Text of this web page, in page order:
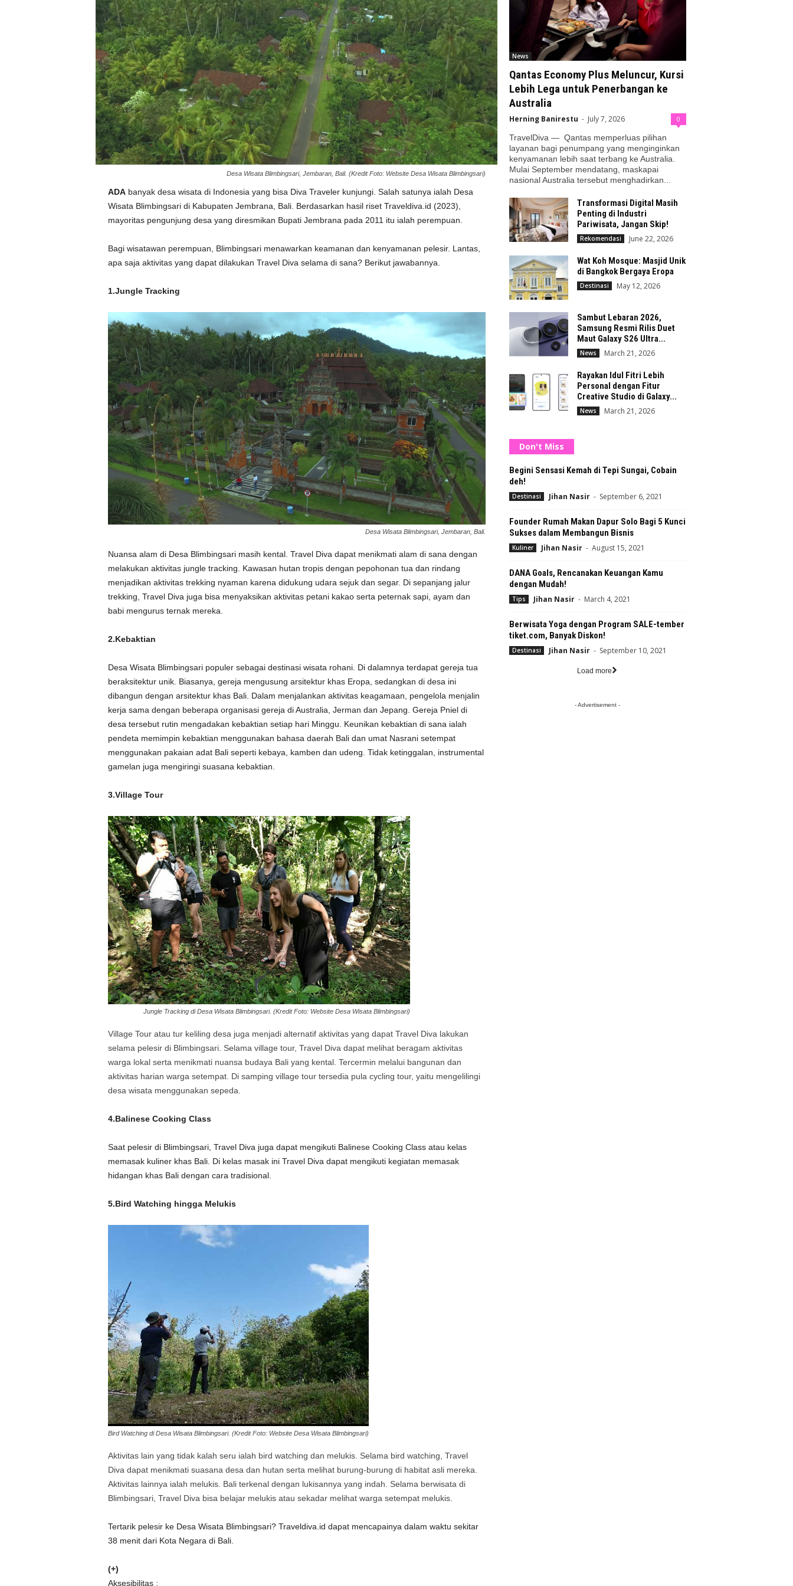
Desa Wisata Blimbingsari, Jembaran, Bali. (Kredit Foto: Website Desa Wisata Blimbingsari)
ADAbanyak desa wisata di Indonesia yang bisa Diva Traveler kunjungi. Salah satunya ialah Desa
Wisata Blimbingsari di Kabupaten Jembrana, Bali. Berdasarkan hasil riset Traveldiva.id (2023),
mayoritas pengunjung desa yang diresmikan Bupati Jembrana pada 2011 itu ialah perempuan.
Bagi wisatawan perempuan, Blimbingsari menawarkan keamanan dan kenyamanan pelesir. Lantas,
apa saja aktivitas yang dapat dilakukan Travel Diva selama di sana? Berikut jawabannya.
1.Jungle Tracking
Desa Wisata Blimbingsari, Jembaran, Bali.
Nuansa alam di Desa Blimbingsari masih kental. Travel Diva dapat menikmati alam di sana dengan
melakukan aktivitas jungle tracking. Kawasan hutan tropis dengan pepohonan tua dan rindang
menjadikan aktivitas trekking nyaman karena didukung udara sejuk dan segar. Di sepanjang jalur
trekking, Travel Diva juga bisa menyaksikan aktivitas petani kakao serta peternak sapi, ayam dan
babi mengurus ternak mereka.
2.Kebaktian
Desa Wisata Blimbingsari populer sebagai destinasi wisata rohani. Di dalamnya terdapat gereja tua
beraksitektur unik. Biasanya, gereja mengusung arsitektur khas Eropa, sedangkan di desa ini
dibangun dengan arsitektur khas Bali. Dalam menjalankan aktivitas keagamaan, pengelola menjalin
kerja sama dengan beberapa organisasi gereja di Australia, Jerman dan Jepang. Gereja Pniel di
desa tersebut rutin mengadakan kebaktian setiap hari Minggu. Keunikan kebaktian di sana ialah
pendeta memimpin kebaktian menggunakan bahasa daerah Bali dan umat Nasrani setempat
menggunakan pakaian adat Bali seperti kebaya, kamben dan udeng. Tidak ketinggalan, instrumental
gamelan juga mengiringi suasana kebaktian.
3.Village Tour
Jungle Tracking di Desa Wisata Blimbingsari. (Kredit Foto: Website Desa Wisata Blimbingsari)
Village Tour atau tur keliling desa juga menjadi alternatif aktivitas yang dapat Travel Diva lakukan
selama pelesir di Blimbingsari. Selama village tour, Travel Diva dapat melihat beragam aktivitas
warga lokal serta menikmati nuansa budaya Bali yang kental. Tercermin melalui bangunan dan
aktivitas harian warga setempat. Di samping village tour tersedia pula cycling tour, yaitu mengelilingi
desa wisata menggunakan sepeda.
4.Balinese Cooking Class
Saat pelesir di Blimbingsari, Travel Diva juga dapat mengikuti Balinese Cooking Class atau kelas
memasak kuliner khas Bali. Di kelas masak ini Travel Diva dapat mengikuti kegiatan memasak
hidangan khas Bali dengan cara tradisional.
5.Bird Watching hingga Melukis
Bird Watching di Desa Wisata Blimbingsari. (Kredit Foto: Website Desa Wisata Blimbingsari)
Aktivitas lain yang tidak kalah seru ialah bird watching dan melukis. Selama bird watching, Travel
Diva dapat menikmati suasana desa dan hutan serta melihat burung-burung di habitat asli mereka.
Aktivitas lainnya ialah melukis. Bali terkenal dengan lukisannya yang indah. Selama berwisata di
Blimbingsari, Travel Diva bisa belajar melukis atau sekadar melihat warga setempat melukis.
Tertarik pelesir ke Desa Wisata Blimbingsari? Traveldiva.id dapat mencapainya dalam waktu sekitar
38 menit dari Kota Negara di Bali.
(+)
Aksesibilitas :
News
Qantas Economy Plus Meluncur, Kursi
Lebih Lega untuk Penerbangan ke
Australia
Herning Banirestu - July 7, 2026 0
TravelDiva — Qantas memperluas pilihan
layanan bagi penumpang yang menginginkan
kenyamanan lebih saat terbang ke Australia.
Mulai September mendatang, maskapai
nasional Australia tersebut menghadirkan...
Transformasi Digital Masih
Penting di Industri
Pariwisata, Jangan Skip!
Rekomendasi June 22, 2026
Wat Koh Mosque: Masjid Unik
di Bangkok Bergaya Eropa
Destinasi May 12, 2026
Sambut Lebaran 2026,
Samsung Resmi Rilis Duet
Maut Galaxy S26 Ultra...
News March 21, 2026
Rayakan Idul Fitri Lebih
Personal dengan Fitur
Creative Studio di Galaxy...
News March 21, 2026
Don't Miss
Begini Sensasi Kemah di Tepi Sungai, Cobain
deh!
Destinasi Jihan Nasir - September 6, 2021
Founder Rumah Makan Dapur Solo Bagi 5 Kunci
Sukses dalam Membangun Bisnis
Kuliner Jihan Nasir - August 15, 2021
DANA Goals, Rencanakan Keuangan Kamu
dengan Mudah!
Tips Jihan Nasir - March 4, 2021
Berwisata Yoga dengan Program SALE-tember
tiket.com, Banyak Diskon!
Destinasi Jihan Nasir - September 10, 2021
Load more
- Advertisement -